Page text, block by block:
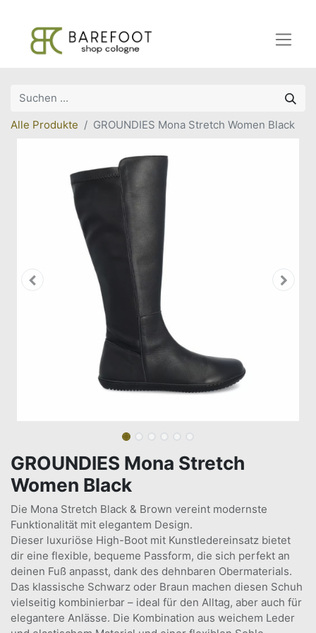
Alle Produkte GROUNDIES Mona Stretch Women Black
GROUNDIES Mona Stretch
Women Black
Die Mona Stretch Black & Brown vereint modernste
Funktionalität mit elegantem Design.
Dieser luxuriöse High-Boot mit Kunstledereinsatz bietet
dir eine flexible, bequeme Passform, die sich perfekt an
deinen Fuß anpasst, dank des dehnbaren Obermaterials.
Das klassische Schwarz oder Braun machen diesen Schuh
vielseitig kombinierbar – ideal für den Alltag, aber auch für
elegantere Anlässe. Die Kombination aus weichem Leder